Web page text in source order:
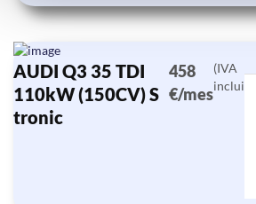
AUDI Q3 35 TDI
110kW (150CV) S
tronic
458
€/mes
(IVA
incluido)